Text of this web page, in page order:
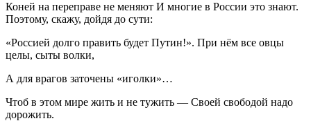
Коней на переправе не меняют И многие в России это знают.
Поэтому, скажу, дойдя до сути:
«Россией долго править будет Путин!». При нём все овцы
целы, сыты волки,
А для врагов заточены «иголки»…
Чтоб в этом мире жить и не тужить — Своей свободой надо
дорожить.